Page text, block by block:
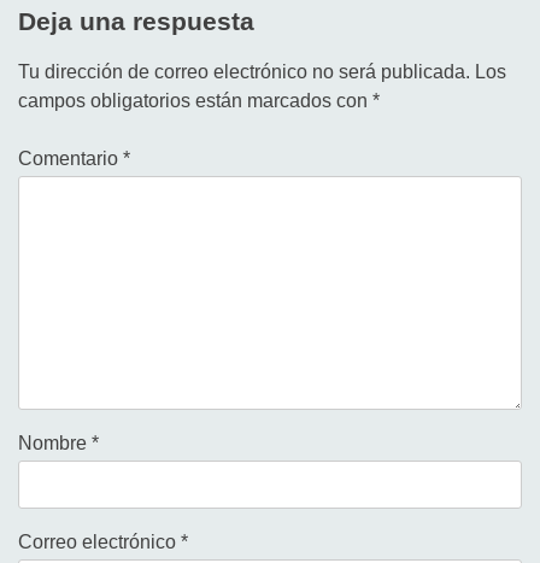
Deja una respuesta
Tu dirección de correo electrónico no será publicada. Los
campos obligatorios están marcados con *
Comentario *
Nombre *
Correo electrónico *